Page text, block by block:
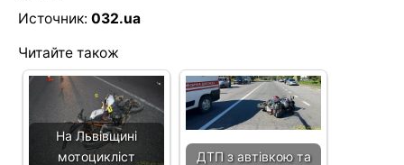
Источник: 032.ua
Читайте також
На Львівщині
мотоцикліст
ДТП з автівкою та